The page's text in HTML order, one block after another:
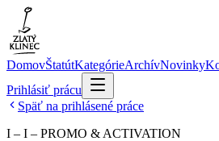
DomovŠtatútKategórieArchívNovinky
Prihlásiť prácu
Späť na prihlásené práce
I – I – PROMO & ACTIVATION